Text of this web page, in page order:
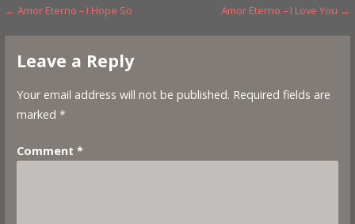
Post
navigation
← Amor Eterno – I Hope So Amor Eterno – I Love You →
Leave a Reply
Your email address will not be published. Required fields are
marked *
Comment *